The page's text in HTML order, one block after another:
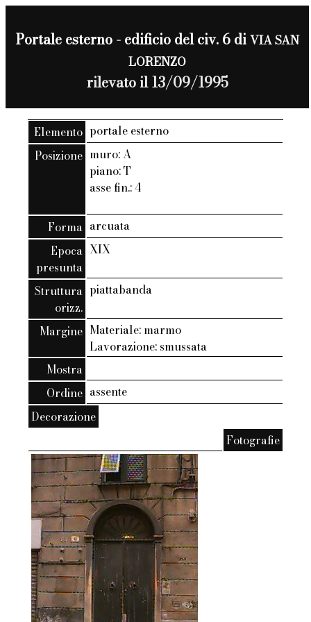
Portale esterno - edificio del civ. 6 diVIA SAN
LORENZO
rilevato il 13/09/1995
Elemento portale esterno
Posizione muro: A
piano: T
asse fin.: 4
Forma arcuata
Epoca
presunta
XIX
Struttura
orizz.
piattabanda
Margine Materiale: marmo
Lavorazione: smussata
Mostra
Ordine assente
Decorazione
Fotografie